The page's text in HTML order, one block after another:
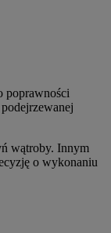
poprawności
wątroby. Innym
o wykonaniu